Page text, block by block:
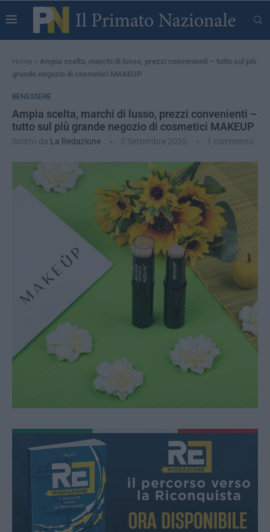
Home » Ampia scelta, marchi di lusso, prezzi convenienti – tutto sul più
grande negozio di cosmetici MAKEUP
BENESSERE
Ampia scelta, marchi di lusso, prezzi convenienti –
tutto sul più grande negozio di cosmetici MAKEUP
Scritto da La Redazione 2 Settembre 2020 1 commento